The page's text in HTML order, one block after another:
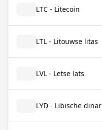
LTC - Litecoin
LTL - Litouwse litas
LVL - Letse lats
LYD - Libische dinar